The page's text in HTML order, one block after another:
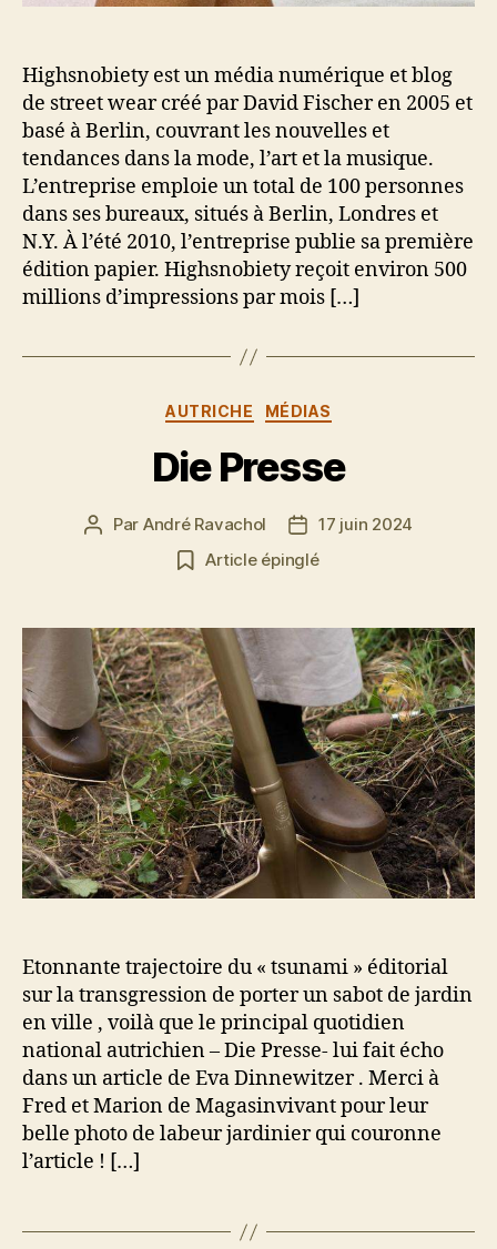
Highsnobiety est un média numérique et blog
de street wear créé par David Fischer en 2005 et
basé à Berlin, couvrant les nouvelles et
tendances dans la mode, l’art et la musique.
L’entreprise emploie un total de 100 personnes
dans ses bureaux, situés à Berlin, Londres et
N.Y. À l’été 2010, l’entreprise publie sa première
édition papier. Highsnobiety reçoit environ 500
millions d’impressions par mois […]
Catégories
AUTRICHE MÉDIAS
Die Presse
Auteur
Par André Ravachol
Date
de
l’article
17 juin 2024
Article épinglé
Etonnante trajectoire du « tsunami » éditorial
sur la transgression de porter un sabot de jardin
en ville , voilà que le principal quotidien
national autrichien – Die Presse- lui fait écho
dans un article de Eva Dinnewitzer . Merci à
Fred et Marion de Magasinvivant pour leur
belle photo de labeur jardinier qui couronne
l’article ! […]